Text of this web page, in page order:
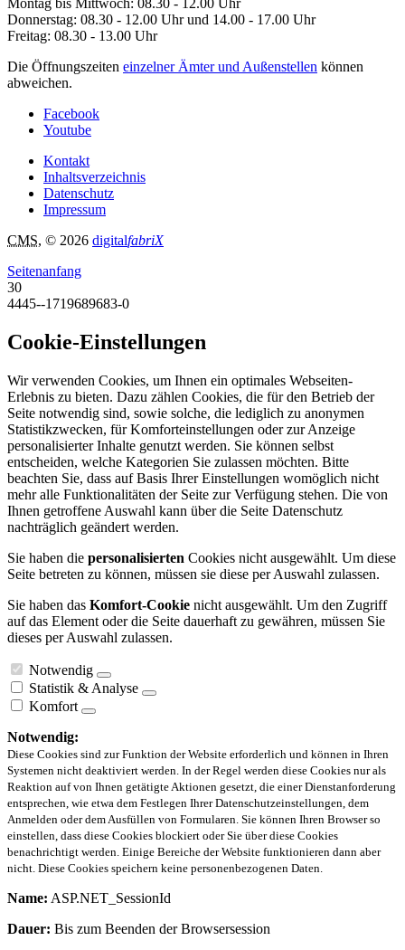
Donnerstag: 08.30 - 12.00 Uhr und 14.00 - 17.00 Uhr
Freitag: 08.30 - 13.00 Uhr
Die Öffnungszeiten einzelner Ämter und Außenstellen können
abweichen.
Facebook
Youtube
Kontakt
Inhaltsverzeichnis
Datenschutz
Impressum
CMS, © 2026 digitalfabriX
Seitenanfang
30
4445--1719689683-0
Cookie-Einstellungen
Wir verwenden Cookies, um Ihnen ein optimales Webseiten-
Erlebnis zu bieten. Dazu zählen Cookies, die für den Betrieb der
Seite notwendig sind, sowie solche, die lediglich zu anonymen
Statistikzwecken, für Komforteinstellungen oder zur Anzeige
personalisierter Inhalte genutzt werden. Sie können selbst
entscheiden, welche Kategorien Sie zulassen möchten. Bitte
beachten Sie, dass auf Basis Ihrer Einstellungen womöglich nicht
mehr alle Funktionalitäten der Seite zur Verfügung stehen. Die von
Ihnen getroffene Auswahl kann über die Seite Datenschutz
nachträglich geändert werden.
Sie haben die personalisierten Cookies nicht ausgewählt. Um diese
Seite betreten zu können, müssen sie diese per Auswahl zulassen.
Sie haben das Komfort-Cookie nicht ausgewählt. Um den Zugriff
auf das Element oder die Seite dauerhaft zu gewähren, müssen Sie
dieses per Auswahl zulassen.
Notwendig
Statistik & Analyse
Komfort
Notwendig:
Diese Cookies sind zur Funktion der Website erforderlich und können in Ihren
Systemen nicht deaktiviert werden. In der Regel werden diese Cookies nur als
Reaktion auf von Ihnen getätigte Aktionen gesetzt, die einer Dienstanforderung
entsprechen, wie etwa dem Festlegen Ihrer Datenschutzeinstellungen, dem
Anmelden oder dem Ausfüllen von Formularen. Sie können Ihren Browser so
einstellen, dass diese Cookies blockiert oder Sie über diese Cookies
benachrichtigt werden. Einige Bereiche der Website funktionieren dann aber
nicht. Diese Cookies speichern keine personenbezogenen Daten.
Name: ASP.NET_SessionId
Dauer: Bis zum Beenden der Browsersession